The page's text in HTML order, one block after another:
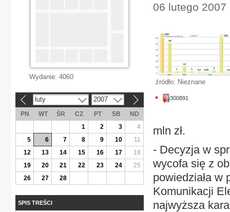
06 lutego 2007
źródło: Nieznane
300891
mln zł.
- Decyzja w
wycofa się z
powiedziała w
Komunikacji
najwyższa
Wydanie: 4060
luty 2007
PN WT ŚR CZ PT SB
ND
1
2 3
4
5
6 7 8 9 10
11
12
13 14 15 16 17
18
19
20 21 22 23 24
25
26
27 28
SPIS TREŚCI